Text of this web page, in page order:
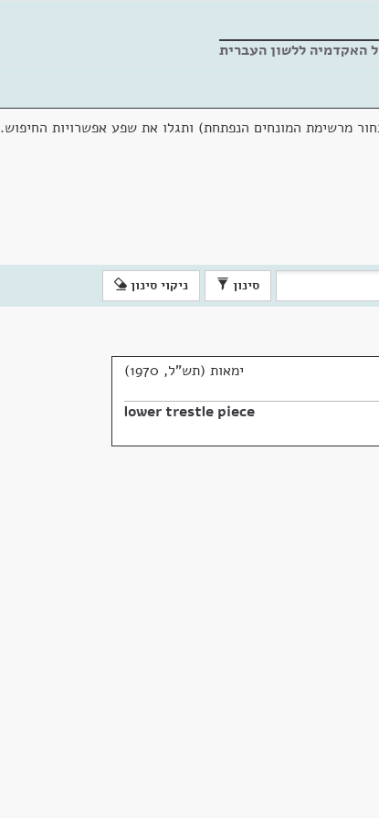
האקדמיה ללשון העברית
מרשימת המונחים הנפתחת) ותגלו את שפע אפשרויות החיפוש.
סינון ניקוי סינון
ימאות (תש"ל, 1970)
lower trestle piece